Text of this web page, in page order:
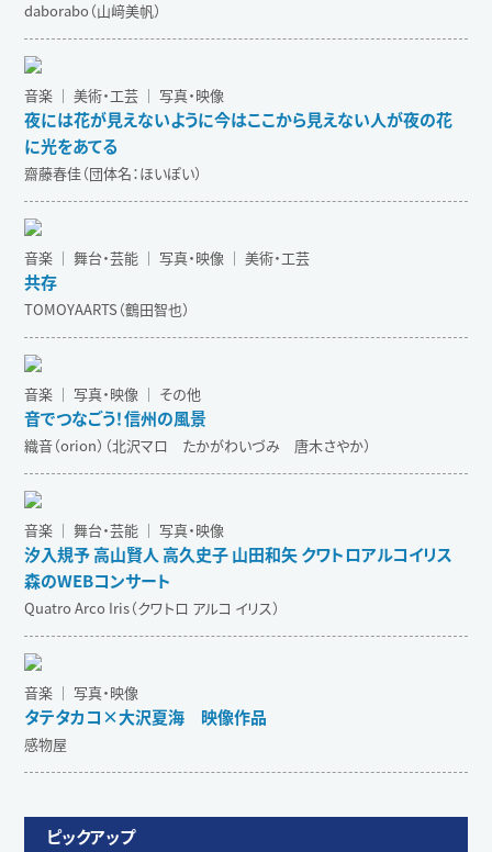
daborabo（山﨑美帆）
音楽 ｜ 美術・工芸 ｜ 写真・映像
夜には花が見えないように今はここから見えない人が夜の花
に光をあてる
齋藤春佳（団体名：ほいぽい）
音楽 ｜ 舞台・芸能 ｜ 写真・映像 ｜ 美術・工芸
共存
TOMOYAARTS（鶴田智也）
音楽 ｜ 写真・映像 ｜ その他
音でつなごう！信州の風景
織音（orion）（北沢マロ たかがわいづみ 唐木さやか）
音楽 ｜ 舞台・芸能 ｜ 写真・映像
汐入規予 高山賢人 高久史子 山田和矢 クワトロアルコイリス
森のWEBコンサート
Quatro Arco Iris（クワトロ アルコ イリス）
音楽 ｜ 写真・映像
タテタカコ×大沢夏海 映像作品
感物屋
ピックアップ